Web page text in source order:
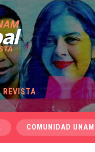
REVISTA
COMUNIDAD UNAM